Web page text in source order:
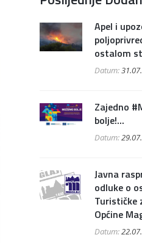
Apel i
ostalom
Datum:
Zajedno
bolje!...
Datum:
Javna
odluke o
Turističke
Općine
Datum: